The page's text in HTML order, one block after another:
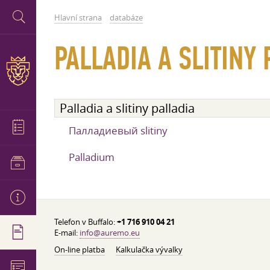
Hlavní strana databáze
PALLADIA A SLITINY
Palladia a slitiny palladia
Палладиевый slitiny
Palladium
Telefon v Buffalo:+1 716 910 04 21
E-mail: info@auremo.eu
On-line platba
Kalkulačka vývalky